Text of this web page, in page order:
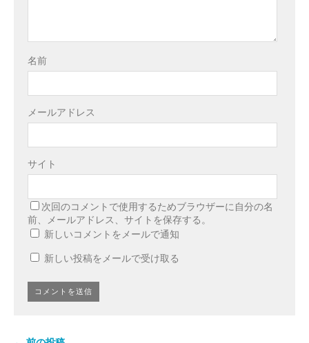
名前
メールアドレス
サイト
次回のコメントで使用するためブラウザーに自分の名
前、メールアドレス、サイトを保存する。
新しいコメントをメールで通知
新しい投稿をメールで受け取る